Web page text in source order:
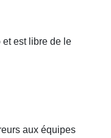
et est libre de le
aux équipes